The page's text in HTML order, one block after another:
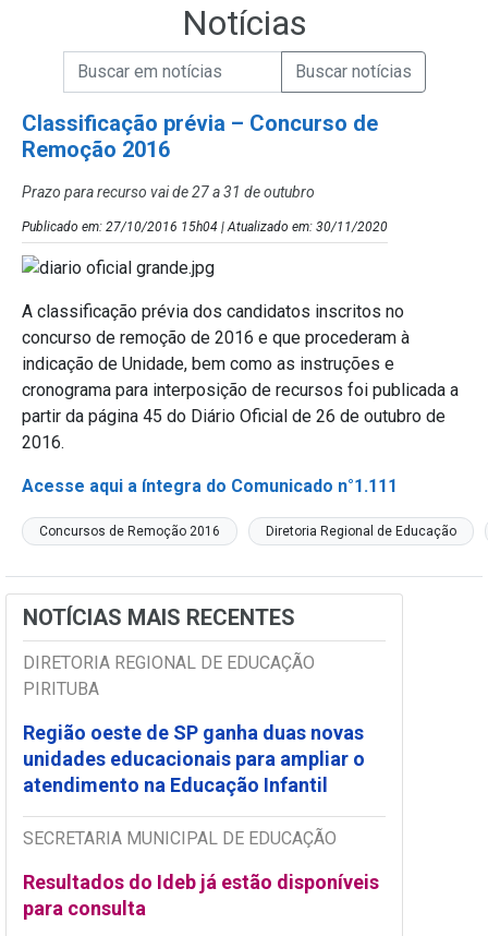
Notícias
Campo de Busca de Notícias
Campo de Busca de informaçõesEnviar a Busca de Notícias
Classificação prévia – Concurso de
Remoção 2016
Prazo para recurso vai de 27 a 31 de outubro
Publicado em: 27/10/2016 15h04 | Atualizado em: 30/11/2020
A classificação prévia dos candidatos inscritos no
concurso de remoção de 2016 e que procederam à
indicação de Unidade, bem como as instruções e
cronograma para interposição de recursos foi publicada a
partir da página 45 do Diário Oficial de 26 de outubro de
2016.
Acesse aqui a íntegra do Comunicado n°1.111
Concursos de Remoção 2016 Diretoria Regional de Educação
NOTÍCIAS MAIS RECENTES
DIRETORIA REGIONAL DE EDUCAÇÃO
PIRITUBA
Região oeste de SP ganha duas novas
unidades educacionais para ampliar o
atendimento na Educação Infantil
SECRETARIA MUNICIPAL DE EDUCAÇÃO
Resultados do Ideb já estão disponíveis
para consulta